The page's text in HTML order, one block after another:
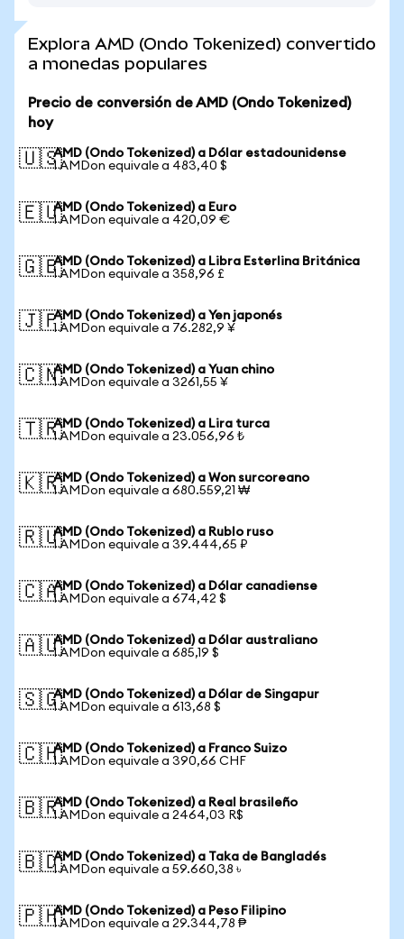
Explora AMD (Ondo Tokenized) convertido
a monedas populares
Precio de conversión de AMD (Ondo Tokenized)
hoy
🇺🇸AMD (Ondo Tokenized) a Dólar estadounidense
1 AMDon equivale a 483,40 $
🇪🇺AMD (Ondo Tokenized) a Euro
1 AMDon equivale a 420,09 €
🇬🇧AMD (Ondo Tokenized) a Libra Esterlina Británica
1 AMDon equivale a 358,96 £
🇯🇵AMD (Ondo Tokenized) a Yen japonés
1 AMDon equivale a 76.282,9 ¥
🇨🇳AMD (Ondo Tokenized) a Yuan chino
1 AMDon equivale a 3261,55 ¥
🇹🇷AMD (Ondo Tokenized) a Lira turca
1 AMDon equivale a 23.056,96 ₺
🇰🇷AMD (Ondo Tokenized) a Won surcoreano
1 AMDon equivale a 680.559,21 ₩
🇷🇺AMD (Ondo Tokenized) a Rublo ruso
1 AMDon equivale a 39.444,65 ₽
🇨🇦AMD (Ondo Tokenized) a Dólar canadiense
1 AMDon equivale a 674,42 $
🇦🇺AMD (Ondo Tokenized) a Dólar australiano
1 AMDon equivale a 685,19 $
🇸🇬AMD (Ondo Tokenized) a Dólar de Singapur
1 AMDon equivale a 613,68 $
🇨🇭AMD (Ondo Tokenized) a Franco Suizo
1 AMDon equivale a 390,66 CHF
🇧🇷AMD (Ondo Tokenized) a Real brasileño
1 AMDon equivale a 2464,03 R$
🇧🇩AMD (Ondo Tokenized) a Taka de Bangladés
1 AMDon equivale a 59.660,38 ৳
🇵🇭AMD (Ondo Tokenized) a Peso Filipino
1 AMDon equivale a 29.344,78 ₱